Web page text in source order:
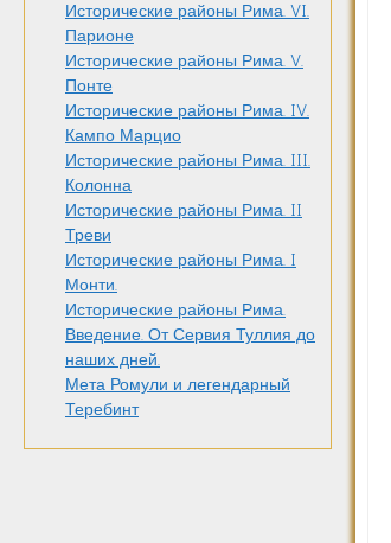
Исторические районы Рима. VI.
Парионе
Исторические районы Рима. V.
Понте
Исторические районы Рима. IV.
Кампо Марцио
Исторические районы Рима. III.
Колонна
Исторические районы Рима. II
Треви
Исторические районы Рима. I
Монти.
Исторические районы Рима.
Введение. От Сервия Туллия до
наших дней.
Мета Ромули и легендарный
Теребинт